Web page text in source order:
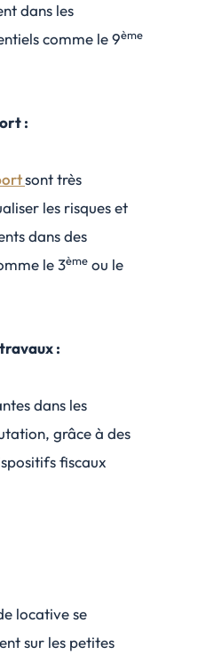
dans les
comme le 9ème
:
sont très
les risques et
dans des
le 3ème ou le
:
dans les
grâce à des
fiscaux
locative se
sur les petites